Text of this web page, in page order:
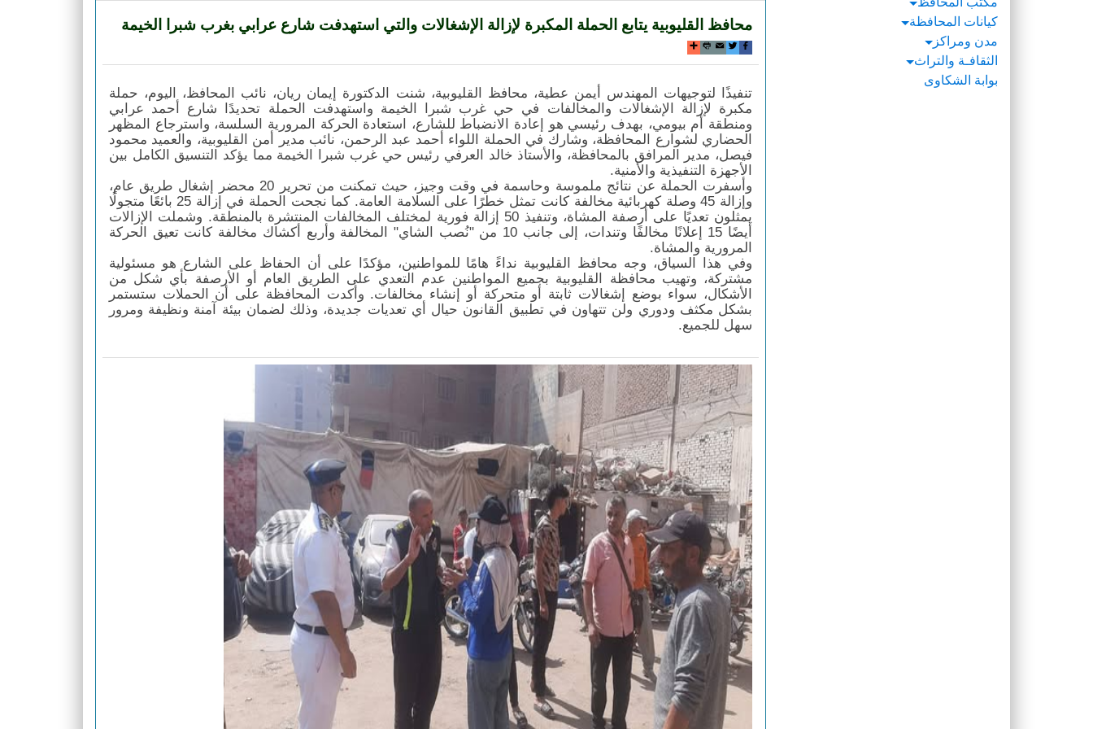
كيانات المحافظة
مدن ومراكز
الثقافـة والتراث
بوابة الشكاوى
محافظ القليوبية يتابع الحملة المكبرة لإزالة الإشغالات والتي استهدفت شارع عرابي بغرب شبرا الخيمة
تنفيذًا لتوجيهات المهندس أيمن عطية، محافظ القليوبية، شنت الدكتورة إيمان ريان، نائب المحافظ، اليوم، حملة
مكبرة لإزالة الإشغالات والمخالفات في حي غرب شبرا الخيمة واستهدفت الحملة تحديدًا شارع أحمد عرابي
ومنطقة أم بيومي، بهدف رئيسي هو إعادة الانضباط للشارع، استعادة الحركة المرورية السلسة، واسترجاع المظهر
الحضاري لشوارع المحافظة، وشارك في الحملة اللواء أحمد عبد الرحمن، نائب مدير أمن القليوبية، والعميد محمود
فيصل، مدير المرافق بالمحافظة، والأستاذ خالد العرفي رئيس حي غرب شبرا الخيمة مما يؤكد التنسيق الكامل بين
الأجهزة التنفيذية والأمنية.
وأسفرت الحملة عن نتائج ملموسة وحاسمة في وقت وجيز، حيث تمكنت من تحرير 20 محضر إشغال طريق عام،
وإزالة 45 وصلة كهربائية مخالفة كانت تمثل خطرًا على السلامة العامة. كما نجحت الحملة في إزالة 25 بائعًا متجولًا
يمثلون تعديًا على أرصفة المشاة، وتنفيذ 50 إزالة فورية لمختلف المخالفات المنتشرة بالمنطقة. وشملت الإزالات
أيضًا 15 إعلانًا مخالفًا وتندات، إلى جانب 10 من "نُصب الشاي" المخالفة وأربع أكشاك مخالفة كانت تعيق الحركة
المرورية والمشاة.
وفي هذا السياق، وجه محافظ القليوبية نداءً هامًا للمواطنين، مؤكدًا على أن الحفاظ على الشارع هو مسئولية
مشتركة، وتهيب محافظة القليوبية بجميع المواطنين عدم التعدي على الطريق العام أو الأرصفة بأي شكل من
الأشكال، سواء بوضع إشغالات ثابتة أو متحركة أو إنشاء مخالفات. وأكدت المحافظة على أن الحملات ستستمر
بشكل مكثف ودوري ولن تتهاون في تطبيق القانون حيال أي تعديات جديدة، وذلك لضمان بيئة آمنة ونظيفة ومرور
سهل للجميع.